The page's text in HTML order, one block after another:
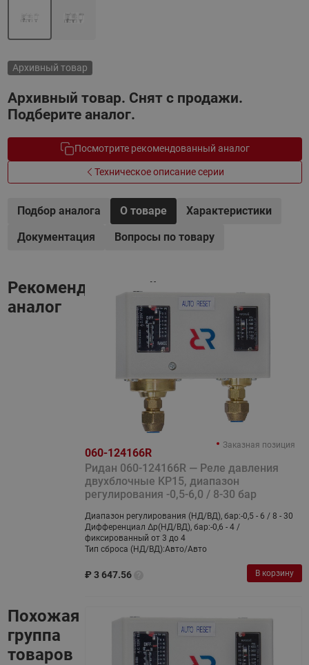
Архивный товар
Архивный товар. Снят с продажи.
Подберите аналог.
Посмотрите рекомендованный аналог
Техническое описание серии
Подбор аналога О товаре
Характеристики
Документация
Вопросы по товару
Рекомендованный
аналог
060-124166R
Ридан 060-124166R — Реле давления
двухблочные KP15, диапазон
регулирования -0,5-6,0 / 8-30 бар
Диапазон регулирования (НД/ВД), бар:-0,5 - 6 / 8 - 30
Дифференциал ∆p(НД/ВД), бар:-0,6 - 4 /
фиксированный от 3 до 4
Тип сброса (НД/ВД):Авто/Авто
₽ 3 647.56
Заказная позиция
В корзину
Похожая
группа
товаров